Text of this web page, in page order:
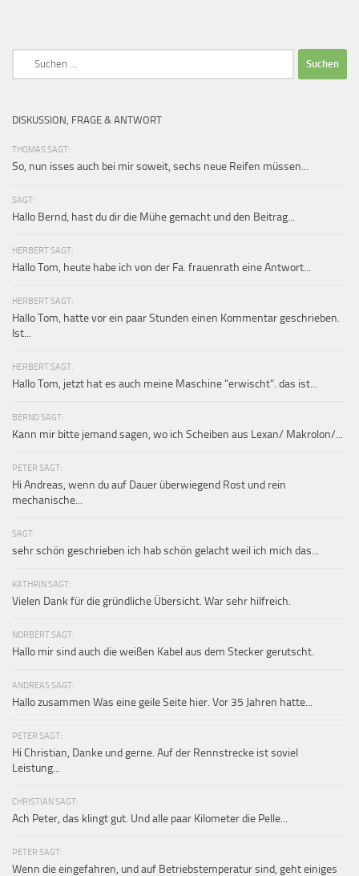
DISKUSSION, FRAGE & ANTWORT
THOMAS SAGT:
So, nun isses auch bei mir soweit, sechs neue Reifen müssen...
SAGT:
Hallo Bernd, hast du dir die Mühe gemacht und den Beitrag...
HERBERT SAGT:
Hallo Tom, heute habe ich von der Fa. frauenrath eine Antwort...
HERBERT SAGT:
Hallo Tom, hatte vor ein paar Stunden einen Kommentar geschrieben.
Ist...
HERBERT SAGT:
Hallo Tom, jetzt hat es auch meine Maschine "erwischt". das ist...
BERND SAGT:
Kann mir bitte jemand sagen, wo ich Scheiben aus Lexan/ Makrolon/...
PETER SAGT:
Hi Andreas, wenn du auf Dauer überwiegend Rost und rein
mechanische...
SAGT:
sehr schön geschrieben ich hab schön gelacht weil ich mich das...
KATHRIN SAGT:
Vielen Dank für die gründliche Übersicht. War sehr hilfreich.
NORBERT SAGT:
Hallo mir sind auch die weißen Kabel aus dem Stecker gerutscht.
ANDREAS SAGT:
Hallo zusammen Was eine geile Seite hier. Vor 35 Jahren hatte...
PETER SAGT:
Hi Christian, Danke und gerne. Auf der Rennstrecke ist soviel
Leistung...
CHRISTIAN SAGT:
Ach Peter, das klingt gut. Und alle paar Kilometer die Pelle...
PETER SAGT:
Wenn die eingefahren, und auf Betriebstemperatur sind, geht einiges